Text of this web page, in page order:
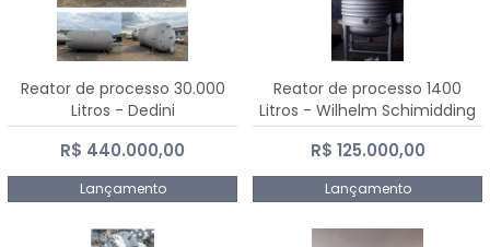
Reator de processo 30.000
Litros - Dedini
R$ 440.000,00
Lançamento
Reator de processo 1400
Litros - Wilhelm Schimidding
R$ 125.000,00
Lançamento